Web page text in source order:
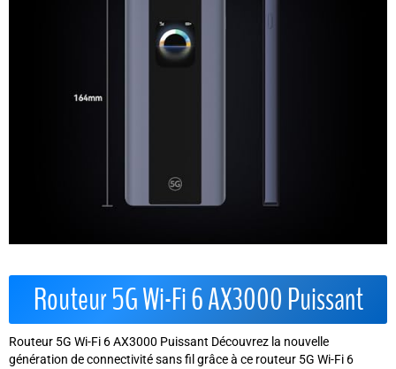
Routeur 5G Wi-Fi 6 AX3000 Puissant
Routeur 5G Wi-Fi 6 AX3000 Puissant Découvrez la nouvelle
génération de connectivité sans fil grâce à ce routeur 5G Wi-Fi 6